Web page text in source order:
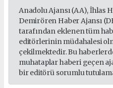
Anadolu Ajansı (AA), İhlas
Demirören Haber Ajansı
tarafından eklenen tüm
editörlerinin müdahalesi
çekilmektedir. Bu
muhataplar haberi geçen
bir editörü sorumlu